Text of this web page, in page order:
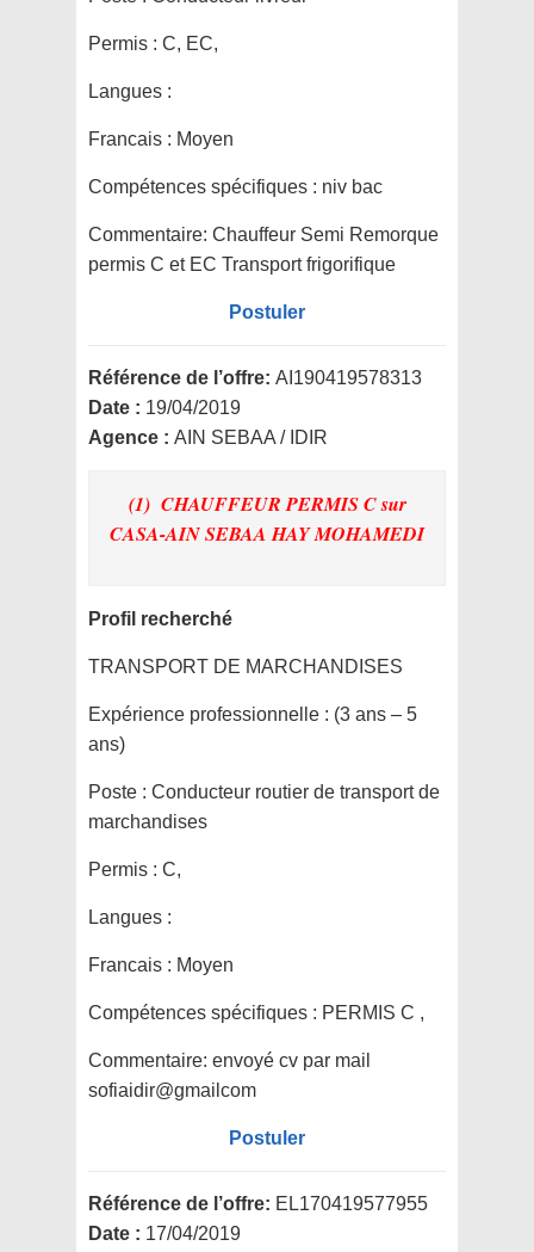
Permis : C, EC,
Langues :
Francais : Moyen
Compétences spécifiques : niv bac
Commentaire: Chauffeur Semi Remorque
permis C et EC Transport frigorifique
Postuler
Référence de l’offre: AI190419578313
Date : 19/04/2019
Agence : AIN SEBAA / IDIR
(1) CHAUFFEUR PERMIS Csur
CASA-AIN SEBAA HAY MOHAMEDI
Profil recherché
TRANSPORT DE MARCHANDISES
Expérience professionnelle : (3 ans – 5
ans)
Poste : Conducteur routier de transport de
marchandises
Permis : C,
Langues :
Francais : Moyen
Compétences spécifiques : PERMIS C ,
Commentaire: envoyé cv par mail
sofiaidir@gmailcom
Postuler
Référence de l’offre: EL170419577955
Date : 17/04/2019